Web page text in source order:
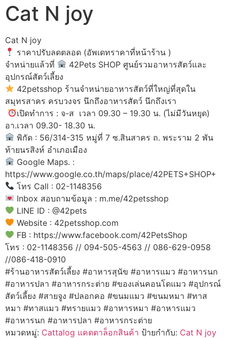
Cat N joy
Cat N joy
ราคาปรับลดตลอด (อัพเดทราคาที่หน้าร้าน )
จำหน่ายแล้วที่
42Pets SHOP ศูนย์รวมอาหารสัตว์และ
อุปกรณ์สัตว์เลี้ยง
42petsshop ร้านจำหน่ายอาหารสัตว์ที่ใหญ่ที่สุดใน
สมุทรสาคร ครบวงจร นึกถึงอาหารสัตว์ นึกถึงเรา
เปิดทำการ : จ-ส เวลา 09.30 – 19.30 น. (ไม่มีวันหยุด)
อา.เวลา 09.30- 18.30 น.
พิกัด : 56/314-315 หมู่ที่ 7 ซ.สินสาคร ถ. พระราม 2 พัน
ท้ายนรสิงห์ อำเภอเมือง
Google Maps. :
https://www.google.co.th/maps/place/42PETS+SHOP+
โทร Call : 02-1148356
Inbox สอบถามข้อมูล : m.me/42petsshop
LINE ID : @42pets
Website : 42petsshop.com
FB : https://www.facebook.com/42PetsShop
โทร : 02-1148356 // 094-505-4563 // 086-629-0958
//086-418-0910
#ร้านอาหารสัตว์เลี้ยง #อาหารสุนัข #อาหารแมว #อาหารนก
#อาหารปลา #อาหารกระต่าย #ของเล่นคอนโดแมว #อุปกรณ์
สัตว์เลี้ยง #สายจูง #ปลอกคอ #ขนมแมว #ขนมหมา #ทาส
หมา #ทาสแมว #ทรายแมว #อาหารหมา #อาหารแมว
#อาหารนก #อาหารปลา #อาหารกระต่าย
หมวดหมู่: Cattalog แคตตาล็อกสินค้า ป้ายกำกับ: Cat N joy